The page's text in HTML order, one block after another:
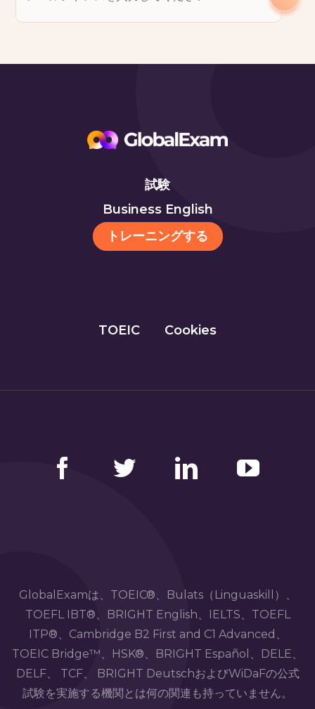
試験
Business English
トレーニングする
TOEIC Cookies
GlobalExamは、TOEIC®、Bulats（Linguaskill）、
TOEFL IBT®、BRIGHT English、IELTS、TOEFL
ITP®、Cambridge B2 First and C1 Advanced、
TOEIC Bridge™、HSK®、BRIGHT Español、DELE、
DELF、 TCF、 BRIGHT DeutschおよびWiDaFの公式
試験を実施する機関とは何の関連も持っていません。